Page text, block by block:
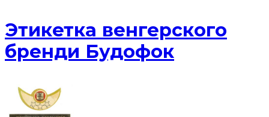
Этикетка венгерского
бренди Будофок